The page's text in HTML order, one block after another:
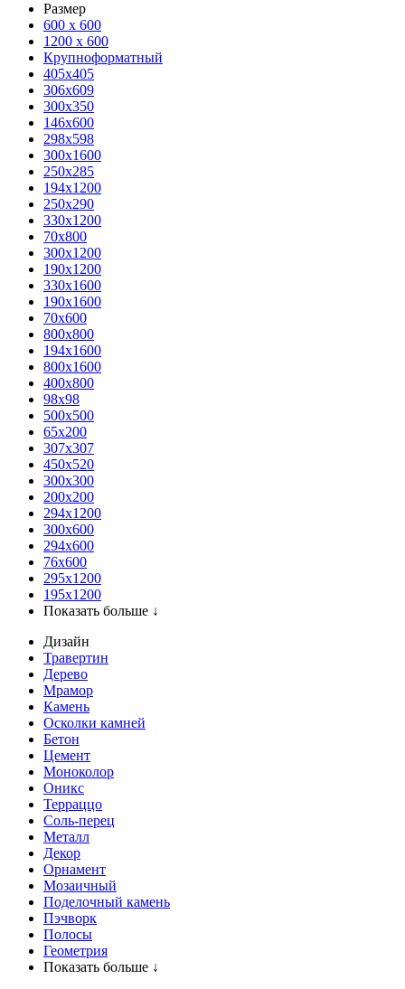
Размер
600 х 600
1200 х 600
Крупноформатный
405x405
306x609
300x350
146x600
298x598
300x1600
250x285
194x1200
250x290
330x1200
70x800
300x1200
190x1200
330x1600
190x1600
70x600
800x800
194x1600
800x1600
400х800
98x98
500x500
65x200
307x307
450x520
300x300
200x200
294x1200
300x600
294x600
76х600
295х1200
195х1200
Показать больше ↓
Дизайн
Травертин
Дерево
Мрамор
Камень
Осколки камней
Бетон
Цемент
Моноколор
Оникс
Терраццо
Соль-перец
Металл
Декор
Орнамент
Мозаичный
Поделочный камень
Пэчворк
Полосы
Геометрия
Показать больше ↓